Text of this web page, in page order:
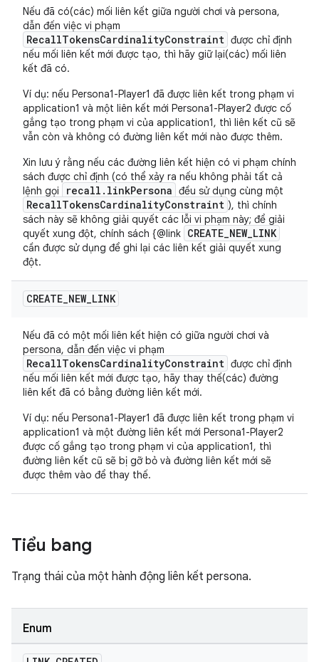
Nếu đã có(các) mối liên kết giữa người chơi và persona,
dẫn đến việc vi phạm
RecallTokensCardinalityConstraint được chỉ định
nếu mối liên kết mới được tạo, thì hãy giữ lại(các) mối liên
kết đã có.
Ví dụ: nếu Persona1-Player1 đã được liên kết trong phạm vi
application1 và một liên kết mới Persona1-Player2 được cố
gắng tạo trong phạm vi của application1, thì liên kết cũ sẽ
vẫn còn và không có đường liên kết mới nào được thêm.
Xin lưu ý rằng nếu các đường liên kết hiện có vi phạm chính
sách được chỉ định (có thể xảy ra nếu không phải tất cả
lệnh gọi
recall.linkPersona đều sử dụng cùng một
RecallTokensCardinalityConstraint ), thì chính
sách này sẽ không giải quyết các lỗi vi phạm này; để giải
quyết xung đột, chính sách {@link CREATE_NEW_LINK
cần được sử dụng để ghi lại các liên kết giải quyết xung
đột.
CREATE_NEW_LINK
Nếu đã có một mối liên kết hiện có giữa người chơi và
persona, dẫn đến việc vi phạm
RecallTokensCardinalityConstraint được chỉ định
nếu mối liên kết mới được tạo, hãy thay thế(các) đường
liên kết đã có bằng đường liên kết mới.
Ví dụ: nếu Persona1-Player1 đã được liên kết trong phạm vi
application1 và một đường liên kết mới Persona1-Player2
được cố gắng tạo trong phạm vi của application1, thì
đường liên kết cũ sẽ bị gỡ bỏ và đường liên kết mới sẽ
được thêm vào để thay thế.
Tiểu bang
Trạng thái của một hành động liên kết persona.
Enum